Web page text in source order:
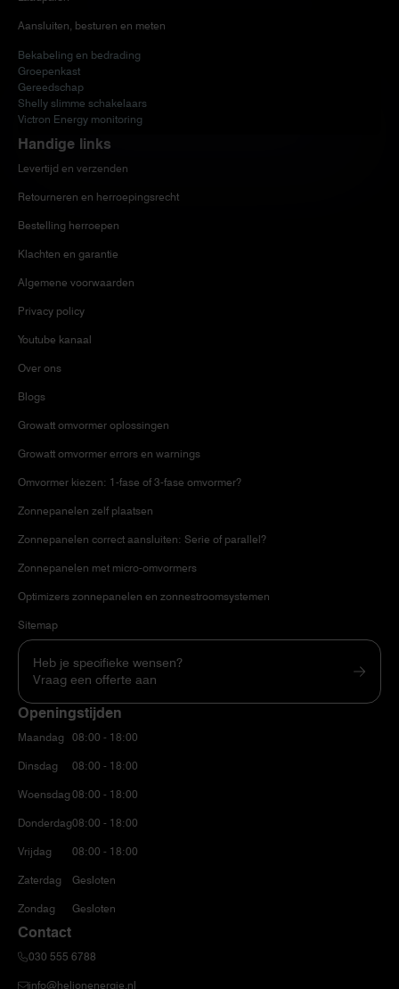
Aansluiten, besturen en meten
Bekabeling en bedrading
Groepenkast
Gereedschap
Shelly slimme schakelaars
Victron Energy monitoring
Handige links
Levertijd en verzenden
Retourneren en herroepingsrecht
Bestelling herroepen
Klachten en garantie
Algemene voorwaarden
Privacy policy
Youtube kanaal
Over ons
Blogs
Growatt omvormer oplossingen
Growatt omvormer errors en warnings
Omvormer kiezen: 1-fase of 3-fase omvormer?
Zonnepanelen zelf plaatsen
Zonnepanelen correct aansluiten: Serie of parallel?
Zonnepanelen met micro-omvormers
Optimizers zonnepanelen en zonnestroomsystemen
Sitemap
Heb je specifieke wensen?
Vraag een offerte aan
Openingstijden
Maandag
Dinsdag
Woensdag
Donderdag
Vrijdag
Zaterdag
Zondag
08:00 - 18:00
08:00 - 18:00
08:00 - 18:00
08:00 - 18:00
08:00 - 18:00
Gesloten
Gesloten
Contact
030 555 6788
info@helionenergie.nl